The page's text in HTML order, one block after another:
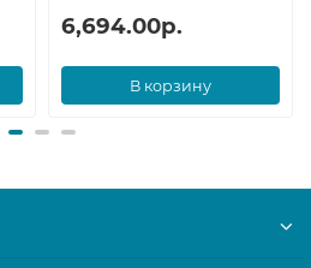
6,694.00р.
В корзину